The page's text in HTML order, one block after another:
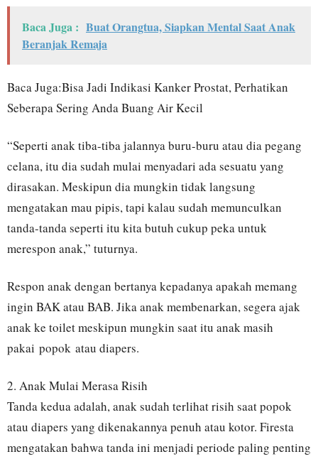
Baca Juga : Buat Orangtua, Siapkan Mental Saat Anak
Beranjak Remaja
Baca Juga:Bisa Jadi Indikasi Kanker Prostat, Perhatikan
Seberapa Sering Anda Buang Air Kecil
“Seperti anak tiba-tiba jalannya buru-buru atau dia pegang
celana, itu dia sudah mulai menyadari ada sesuatu yang
dirasakan. Meskipun dia mungkin tidak langsung
mengatakan mau pipis, tapi kalau sudah memunculkan
tanda-tanda seperti itu kita butuh cukup peka untuk
merespon anak,” tuturnya.
Respon anak dengan bertanya kepadanya apakah memang
ingin BAK atau BAB. Jika anak membenarkan, segera ajak
anak ke toilet meskipun mungkin saat itu anak masih
pakai popok atau diapers.
2. Anak Mulai Merasa Risih
Tanda kedua adalah, anak sudah terlihat risih saat popok
atau diapers yang dikenakannya penuh atau kotor. Firesta
mengatakan bahwa tanda ini menjadi periode paling penting